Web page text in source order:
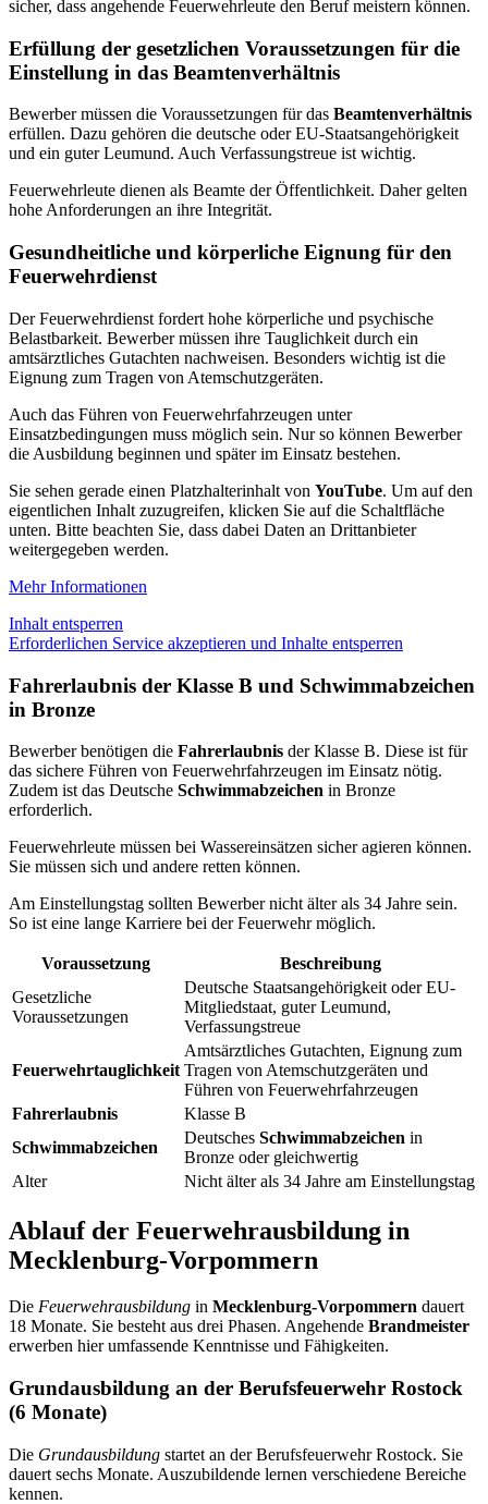
sicher, dass angehende Feuerwehrleute den Beruf meistern können.
Erfüllung der gesetzlichen Voraussetzungen für die
Einstellung in das Beamtenverhältnis
Bewerber müssen die Voraussetzungen für das Beamtenverhältnis
erfüllen. Dazu gehören die deutsche oder EU-Staatsangehörigkeit
und ein guter Leumund. Auch Verfassungstreue ist wichtig.
Feuerwehrleute dienen als Beamte der Öffentlichkeit. Daher gelten
hohe Anforderungen an ihre Integrität.
Gesundheitliche und körperliche Eignung für den
Feuerwehrdienst
Der Feuerwehrdienst fordert hohe körperliche und psychische
Belastbarkeit. Bewerber müssen ihre Tauglichkeit durch ein
amtsärztliches Gutachten nachweisen. Besonders wichtig ist die
Eignung zum Tragen von Atemschutzgeräten.
Auch das Führen von Feuerwehrfahrzeugen unter
Einsatzbedingungen muss möglich sein. Nur so können Bewerber
die Ausbildung beginnen und später im Einsatz bestehen.
Sie sehen gerade einen Platzhalterinhalt von YouTube. Um auf den
eigentlichen Inhalt zuzugreifen, klicken Sie auf die Schaltfläche
unten. Bitte beachten Sie, dass dabei Daten an Drittanbieter
weitergegeben werden.
Mehr Informationen
Inhalt entsperren
Erforderlichen Service akzeptieren und Inhalte entsperren
Fahrerlaubnis der Klasse B und Schwimmabzeichen
in Bronze
Bewerber benötigen die Fahrerlaubnis der Klasse B. Diese ist für
das sichere Führen von Feuerwehrfahrzeugen im Einsatz nötig.
Zudem ist das Deutsche Schwimmabzeichen in Bronze
erforderlich.
Feuerwehrleute müssen bei Wassereinsätzen sicher agieren können.
Sie müssen sich und andere retten können.
Am Einstellungstag sollten Bewerber nicht älter als 34 Jahre sein.
So ist eine lange Karriere bei der Feuerwehr möglich.
Voraussetzung
Beschreibung
Gesetzliche
Voraussetzungen
Deutsche Staatsangehörigkeit oder EU-
Mitgliedstaat, guter Leumund,
Verfassungstreue
Feuerwehrtauglichkeit
Amtsärztliches Gutachten, Eignung zum
Tragen von Atemschutzgeräten und
Führen von Feuerwehrfahrzeugen
Fahrerlaubnis
Klasse B
Schwimmabzeichen
Deutsches Schwimmabzeichen in
Bronze oder gleichwertig
Alter
Nicht älter als 34 Jahre am Einstellungstag
Ablauf der Feuerwehrausbildung in
Mecklenburg-Vorpommern
Die Feuerwehrausbildung in Mecklenburg-Vorpommern dauert
18 Monate. Sie besteht aus drei Phasen. Angehende Brandmeister
erwerben hier umfassende Kenntnisse und Fähigkeiten.
Grundausbildung an der Berufsfeuerwehr Rostock
(6 Monate)
Die Grundausbildung startet an der Berufsfeuerwehr Rostock. Sie
dauert sechs Monate. Auszubildende lernen verschiedene Bereiche
kennen.